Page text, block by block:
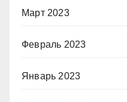
Март 2023
Февраль 2023
Январь 2023